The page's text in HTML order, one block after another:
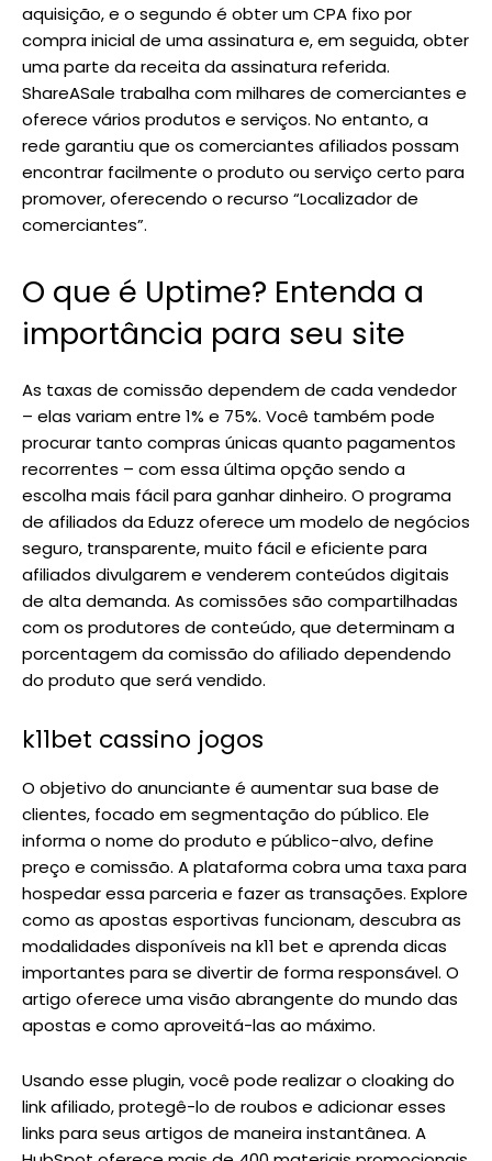
aquisição, e o segundo é obter um CPA fixo por
compra inicial de uma assinatura e, em seguida, obter
uma parte da receita da assinatura referida.
ShareASale trabalha com milhares de comerciantes e
oferece vários produtos e serviços. No entanto, a
rede garantiu que os comerciantes afiliados possam
encontrar facilmente o produto ou serviço certo para
promover, oferecendo o recurso “Localizador de
comerciantes”.
O que é Uptime? Entenda a
importância para seu site
As taxas de comissão dependem de cada vendedor
– elas variam entre 1% e 75%. Você também pode
procurar tanto compras únicas quanto pagamentos
recorrentes – com essa última opção sendo a
escolha mais fácil para ganhar dinheiro. O programa
de afiliados da Eduzz oferece um modelo de negócios
seguro, transparente, muito fácil e eficiente para
afiliados divulgarem e venderem conteúdos digitais
de alta demanda. As comissões são compartilhadas
com os produtores de conteúdo, que determinam a
porcentagem da comissão do afiliado dependendo
do produto que será vendido.
k11bet cassino jogos
O objetivo do anunciante é aumentar sua base de
clientes, focado em segmentação do público. Ele
informa o nome do produto e público-alvo, define
preço e comissão. A plataforma cobra uma taxa para
hospedar essa parceria e fazer as transações. Explore
como as apostas esportivas funcionam, descubra as
modalidades disponíveis na k11 bet e aprenda dicas
importantes para se divertir de forma responsável. O
artigo oferece uma visão abrangente do mundo das
apostas e como aproveitá-las ao máximo.
Usando esse plugin, você pode realizar o cloaking do
link afiliado, protegê-lo de roubos e adicionar esses
links para seus artigos de maneira instantânea. A